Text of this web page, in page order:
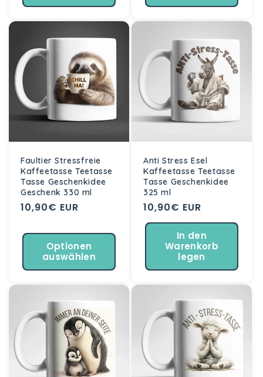
Faultier Stressfreie
Kaffeetasse Teetasse
Tasse Geschenkidee
Geschenk 330 ml
Normaler
10,90€ EUR
Optionen
auswählen
Anti Stress Esel
Kaffeetasse Teetasse
Tasse Geschenkidee
325 ml
Normaler
Preis
10,90€ EUR
In den
Warenkorb
legen